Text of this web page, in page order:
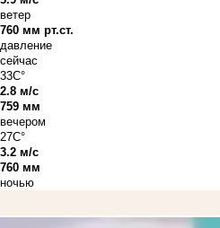
ветер
760 мм рт.ст.
давление
сейчас
33C°
2.8 м/с
759 мм
вечером
27C°
3.2 м/с
760 мм
ночью